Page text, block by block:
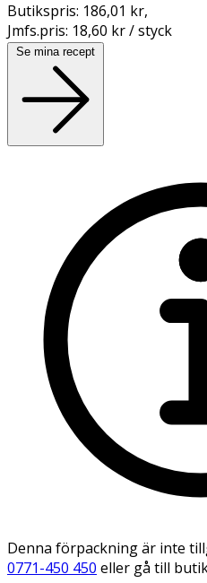
Butikspris: 186,01 kr,
Jmfs.pris: 18,60 kr / styck
Se mina recept
Denna förpackning är inte
0771-450 450 eller gå till